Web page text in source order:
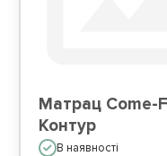
Матрац Come-
Контур
В наявності